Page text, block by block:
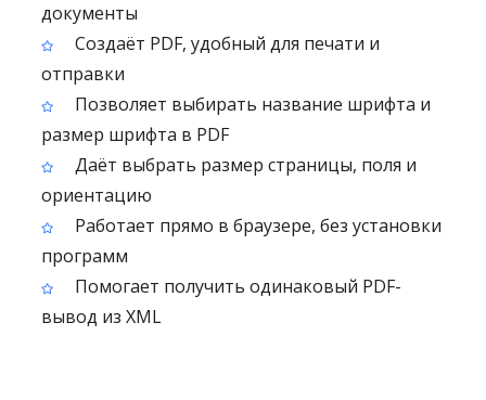
документы
Создаёт PDF, удобный для печати и
отправки
Позволяет выбирать название шрифта и
размер шрифта в PDF
Даёт выбрать размер страницы, поля и
ориентацию
Работает прямо в браузере, без установки
программ
Помогает получить одинаковый PDF-
вывод из XML